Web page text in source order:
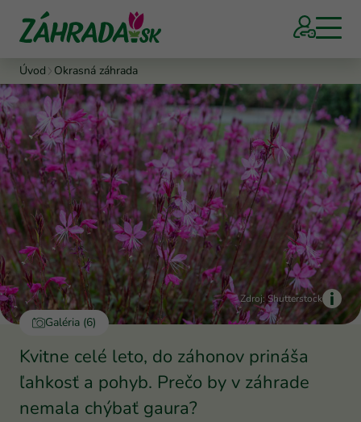
Úvod Okrasná záhrada
Galéria (6)
Zdroj: Shutterstock
Kvitne celé leto, do záhonov prináša
ľahkosť a pohyb. Prečo by v záhrade
nemala chýbať gaura?